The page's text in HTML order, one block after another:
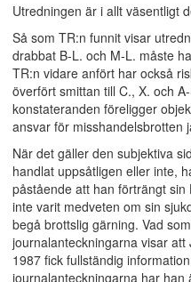
Utredningen är i allt väsentligt
Så som TR:n funnit visar
drabbat B-L. och M-L. måste
TR:n vidare anfört har också
överfört smittan till C., X. och
konstateranden föreligger
ansvar för misshandelsbrotten
När det gäller den subjektiva
handlat uppsåtligen eller inte,
påstående att han förträngt
inte varit medveten om sin
begå brottslig gärning. Vad
journalanteckningarna visar
1987 fick fullständig
journalanteckningarna har